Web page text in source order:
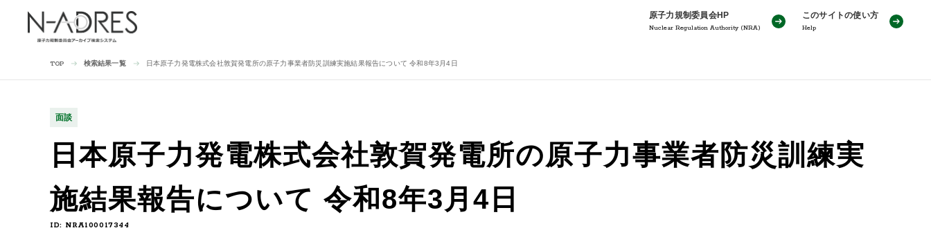
原子力規制委員会HP
Nuclear Regulation Authority (NRA)
このサイトの使い方
Help
TOP 検索結果一覧 日本原子力発電株式会社敦賀発電所の原子力事業者防災訓練実施結果報告について 令和8年3月4日
面談
日本原子力発電株式会社敦賀発電所の原子力事業者防災訓練実
施結果報告について 令和8年3月4日
ID: NRA100017344